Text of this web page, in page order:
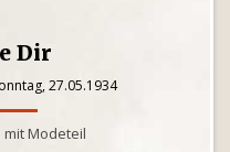
Dir
27.05.1934
Modeteil